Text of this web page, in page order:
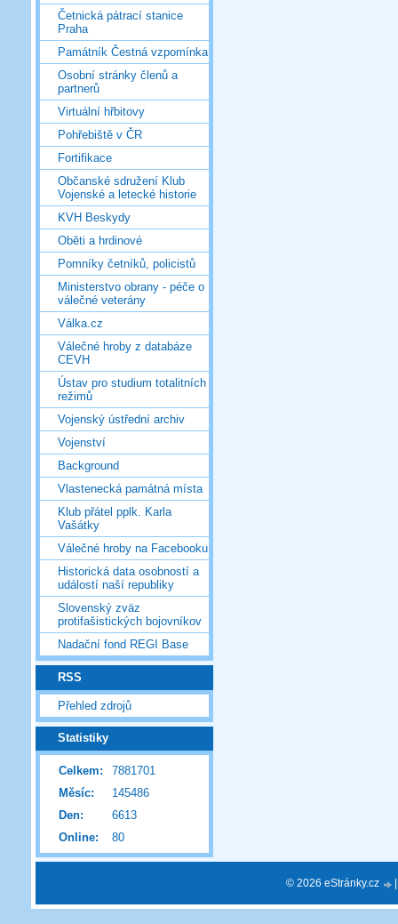
Četnická pátrací stanice
Praha
Památník Čestná vzpomínka
Osobní stránky členů a
partnerů
Virtuální hřbitovy
Pohřebiště v ČR
Fortifikace
Občanské sdružení Klub
Vojenské a letecké historie
KVH Beskydy
Oběti a hrdinové
Pomníky četníků, policistů
Ministerstvo obrany - péče o
válečné veterány
Válka.cz
Válečné hroby z databáze
CEVH
Ústav pro studium totalitních
režimů
Vojenský ústřední archiv
Vojenství
Background
Vlastenecká památná místa
Klub přátel pplk. Karla
Vašátky
Válečné hroby na Facebooku
Historická data osobností a
událostí naší republiky
Slovenský zväz
protifašistických bojovníkov
Nadační fond REGI Base
RSS
Přehled zdrojů
Statistiky
Online: 80
Celkem:
7881701
Měsíc:
145486
Den:
6613
© 2026 eStránky.cz